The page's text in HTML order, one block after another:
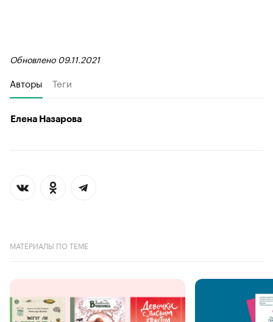
Обновлено 09.11.2021
Авторы Теги
Елена Назарова
МАТЕРИАЛЫ ПО ТЕМЕ